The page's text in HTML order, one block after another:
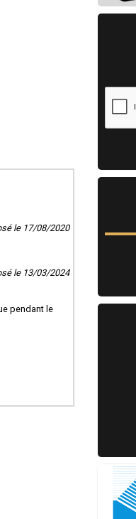
le 17/08/2020
le 13/03/2024
pendant le